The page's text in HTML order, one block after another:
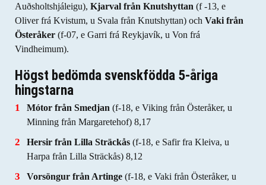
Auðsholtshjáleigu), Kjarval från Knutshyttan (f -13, e
Oliver frá Kvistum, u Svala från Knutshyttan) och Vaki från
Österåker (f-07, e Garri frá Reykjavík, u Von frá
Vindheimum).
Högst bedömda svenskfödda 5-åriga
hingstarna
Mótor från Smedjan (f-18, e Viking från Österåker, u
Minning från Margaretehof) 8,17
Hersir från Lilla Sträckås (f-18, e Safir fra Kleiva, u
Harpa från Lilla Sträckås) 8,12
Vorsöngur från Artinge (f-18, e Vaki från Österåker, u